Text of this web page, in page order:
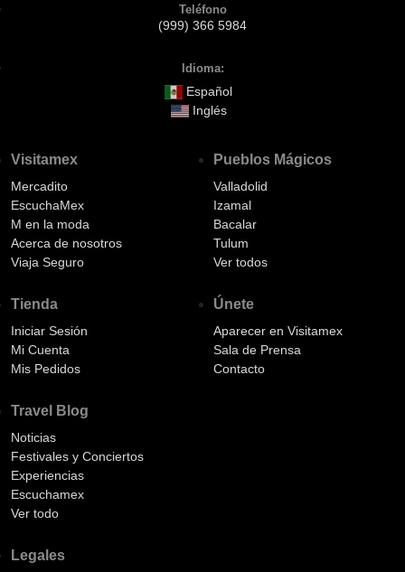
Teléfono
(999) 366 5984
Idioma:
Español
Inglés
Visitamex
Mercadito
EscuchaMex
M en la moda
Acerca de nosotros
Viaja Seguro
Tienda
Iniciar Sesión
Mi Cuenta
Mis Pedidos
Pueblos Mágicos
Valladolid
Izamal
Bacalar
Tulum
Ver todos
Únete
Aparecer en Visitamex
Sala de Prensa
Contacto
Travel Blog
Noticias
Festivales y Conciertos
Experiencias
Escuchamex
Ver todo
Legales